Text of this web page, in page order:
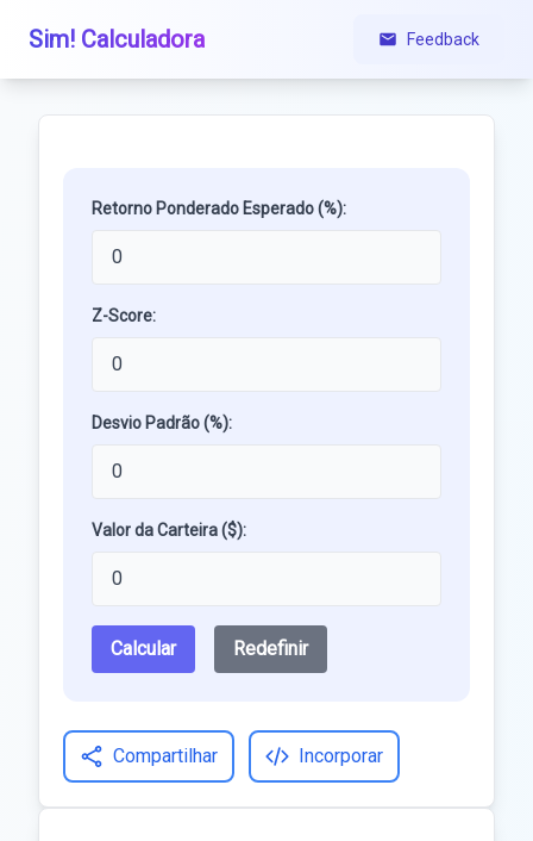
Sim! Calculadora Feedback
Retorno Ponderado Esperado (%):
Z-Score:
Desvio Padrão (%):
Valor da Carteira ($):
Calcular Redefinir
Compartilhar Incorporar